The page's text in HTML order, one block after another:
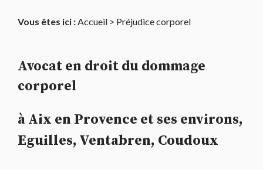
Vous êtes ici :Accueil> Préjudice corporel
Avocat en droit du dommage
corporel
à Aix en Provence et ses environs,
Eguilles, Ventabren, Coudoux